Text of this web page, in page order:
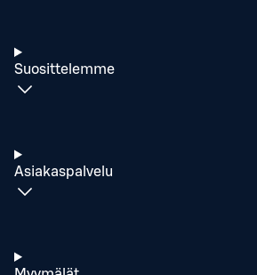
Suosittelemme
Asiakaspalvelu